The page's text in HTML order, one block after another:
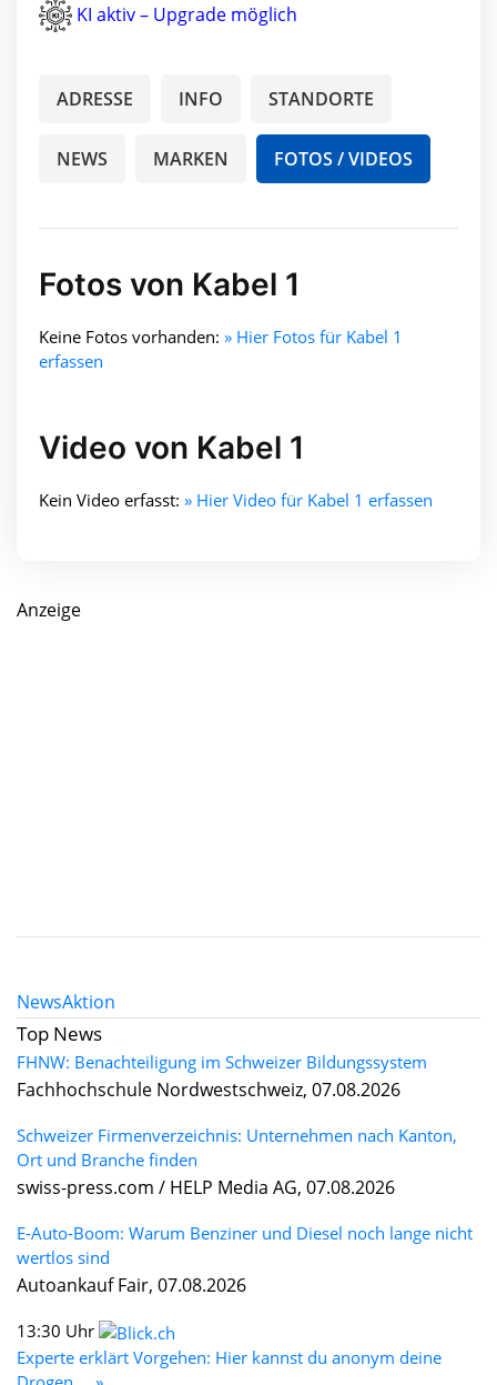
KI aktiv – Upgrade möglich
ADRESSE INFO STANDORTE
NEWS MARKEN FOTOS / VIDEOS
Fotos von Kabel 1
Keine Fotos vorhanden: » Hier Fotos für Kabel 1
erfassen
Video von Kabel 1
Kein Video erfasst: » Hier Video für Kabel 1 erfassen
Anzeige
NewsAktion
Top News
FHNW: Benachteiligung im Schweizer Bildungssystem
Fachhochschule Nordwestschweiz, 07.08.2026
Schweizer Firmenverzeichnis: Unternehmen nach Kanton,
Ort und Branche finden
swiss-press.com / HELP Media AG, 07.08.2026
E-Auto-Boom: Warum Benziner und Diesel noch lange nicht
wertlos sind
Autoankauf Fair, 07.08.2026
13:30 Uhr
Experte erklärt Vorgehen: Hier kannst du anonym deine